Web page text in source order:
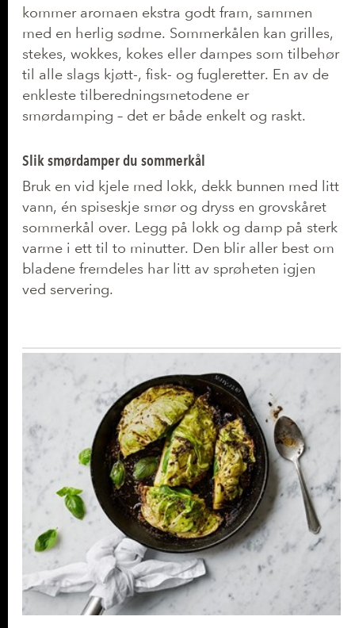
kommer aromaen ekstra godt fram, sammen
med en herlig sødme. Sommerkålen kan grilles,
stekes, wokkes, kokes eller dampes som tilbehør
til alle slags kjøtt-, fisk- og fugleretter. En av de
enkleste tilberedningsmetodene er
smørdamping – det er både enkelt og raskt.
Slik smørdamper du sommerkål
Bruk en vid kjele med lokk, dekk bunnen med litt
vann, én spiseskje smør og dryss en grovskåret
sommerkål over. Legg på lokk og damp på sterk
varme i ett til to minutter. Den blir aller best om
bladene fremdeles har litt av sprøheten igjen
ved servering.